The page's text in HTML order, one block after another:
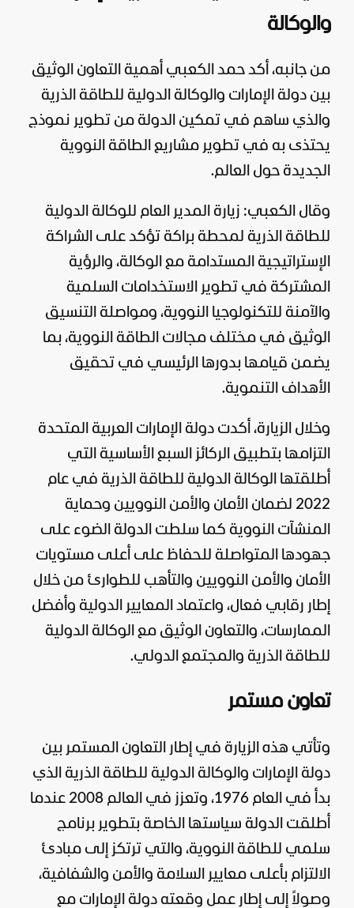
والوكالة
من جانبه، أكد حمد الكعبي أهمية التعاون الوثيق
بين دولة الإمارات والوكالة الدولية للطاقة الذرية
والذي ساهم في تمكين الدولة من تطوير نموذج
يحتذى به في تطوير مشاريع الطاقة النووية
الجديدة حول العالم.
وقال الكعبي: زيارة المدير العام للوكالة الدولية
للطاقة الذرية لمحطة براكة تؤكد على الشراكة
الإستراتيجية المستدامة مع الوكالة، والرؤية
المشتركة في تطوير الاستخدامات السلمية
والآمنة للتكنولوجيا النووية، ومواصلة التنسيق
الوثيق في مختلف مجالات الطاقة النووية، بما
يضمن قيامها بدورها الرئيسي في تحقيق
الأهداف التنموية.
وخلال الزيارة، أكدت دولة الإمارات العربية المتحدة
التزامها بتطبيق الركائز السبع الأساسية التي
أطلقتها الوكالة الدولية للطاقة الذرية في عام
2022 لضمان الأمان والأمن النوويين وحماية
المنشآت النووية كما سلطت الدولة الضوء على
جهودها المتواصلة للحفاظ على أعلى مستويات
الأمان والأمن النوويين والتأهب للطوارئ من خلال
إطار رقابي فعال، واعتماد المعايير الدولية وأفضل
الممارسات، والتعاون الوثيق مع الوكالة الدولية
للطاقة الذرية والمجتمع الدولي.
تعاون مستمر
وتأتي هذه الزيارة في إطار التعاون المستمر بين
دولة الإمارات والوكالة الدولية للطاقة الذرية الذي
بدأ في العام 1976، وتعزز في العالم 2008 عندما
أطلقت الدولة سياستها الخاصة بتطوير برنامج
سلمي للطاقة النووية، والتي ترتكز إلى مبادئ
الالتزام بأعلى معايير السلامة والأمن والشفافية،
وصولاً إلى إطار عمل وقعته دولة الإمارات مع